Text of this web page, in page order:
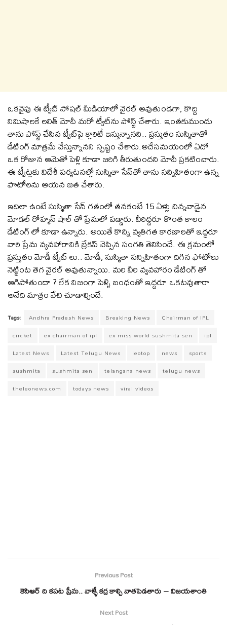
ఒకవైపు ఈ ట్వీట్ సోష‌ల్ మీడియాలో వైర‌ల్ అవుతుండ‌గా, కొద్ది
నిమిషాలకే ల‌లిత్ మోదీ మ‌రో ట్వీట్‌ను పోస్ట్ చేశారు. ఇంత‌కుముందు
తాను పోస్ట్ చేసిన ట్వీట్‌పై క్లారిటీ ఇస్తున్నాన‌ని.. ప్రస్తుతం సుస్మితాతో
డేటింగ్ మాత్ర‌మే చేస్తున్నాన‌ని స్పష్టం చేశారు.అదేసమయంలో ఏదో
ఒక రోజున ఆమెతో పెళ్లి కూడా జ‌రిగి తీరుతుంద‌ని మోదీ ప్ర‌క‌టించారు.
ఈ ట్వీట్ల‌కు విదేశీ ప‌ర్య‌ట‌న‌ల్లో సుస్మితా సేన్‌తో తాను స‌న్నిహితంగా ఉన్న
ఫొటోల‌ను ఆయ‌న జ‌త చేశారు.
ఇదిలా ఉంటే సుస్మితా సేన్ గతంలో తనకంటే 15 ఏళ్లు చిన్నవాడైన
మోడల్ రోహ్మన్ షాల్ తో ప్రేమలో పడ్డారు. వీరిద్దరూ కొంత కాలం
డేటింగ్ లో కూడా ఉన్నారు. అయితే కొన్ని వ్యతిగత కారణాలతో ఇద్దరూ
వారి ప్రేమ వ్యవహారానికి బ్రేకప్ చెప్పిన సంగతి తెలిసిందే. ఈ క్రమంలో
ప్రస్తుతం మోడీ ట్వీట్ లు.. మోడీ, సుస్మితా సన్నిహితంగా దిగిన ఫోటోలు
నెట్టింట తెగ వైరల్ అవుతున్నాయి. మరి వీరి వ్యవహారం డేటింగ్ తో
ఆగిపోతుందా ? లేక నిజంగా పెళ్ళి బంధంతో ఇద్దరూ ఒకటవుతారా
అనేది మాత్రం వేచి చూడాల్సిందే.
Tags: Andhra Pradesh News Breaking News
Chairman of IPL
circket
ex chairman of ipl ex miss world sushmita sen
ipl
Latest News
Latest Telugu News leotop news
sports
sushmita
sushmita sen telangana news
telugu news
theleonews.com
todays news viral videos
Previous Post
కెసిఆర్ ది కపట ప్రేమ.. వాళ్ళే కర్ర కాల్చి వాతపెడతారు – విజయశాంతి
Next Post